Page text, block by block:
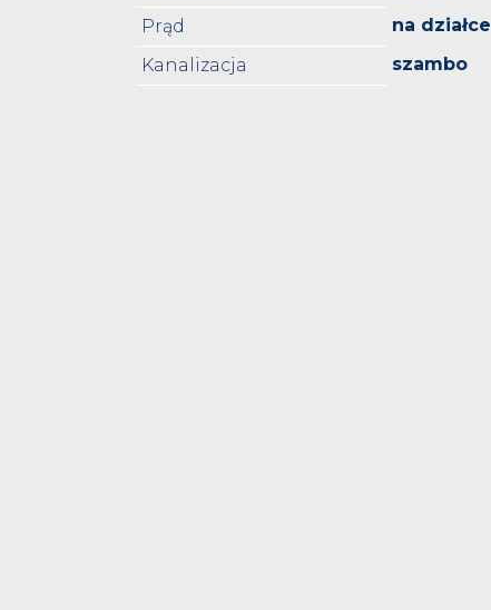
Prąd
na działce
Kanalizacja
szambo